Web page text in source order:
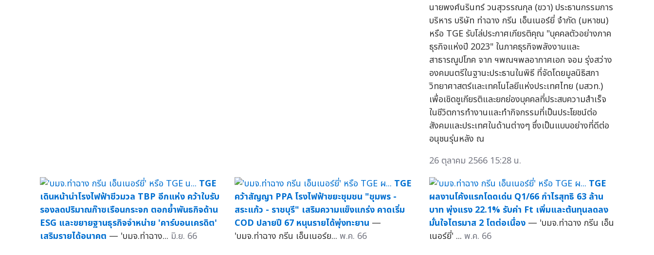
นายพงศ์นรินทร์ วนสุวรรณกุล (ขวา) ประธานกรรมการ
บริหาร บริษัท ท่าฉาง กรีน เอ็นเนอร์ยี่ จำกัด (มหาชน)
หรือ TGE รับโล่ประกาศเกียรติคุณ "บุคคลตัวอย่างภาค
ธุรกิจแห่งปี 2023" ในภาคธุรกิจพลังงานและ
สาธารณูปโภค จาก ฯพณฯพลอากาศเอก จอม รุ่งสว่าง
องคมนตรีในฐานะประธานในพิธี ที่จัดโดยมูลนิธิสภา
วิทยาศาสตร์และเทคโนโลยีแห่งประเทศไทย (มสวท.)
เพื่อเชิดชูเกียรติและยกย่องบุคคลที่ประสบความสำเร็จ
ในชีวิตการทำงานและทำกิจกรรมที่เป็นประโยชน์ต่อ
สังคมและประเทศในด้านต่างๆ ซึ่งเป็นแบบอย่างที่ดีต่อ
อนุชนรุ่นหลัง ณ
26 ตุลาคม 2566 15:28 น.
TGE
เดินหน้านำโรงไฟฟ้าชีวมวล TBP อีกแห่ง คว้าใบรับ
รองลดปริมาณก๊าซเรือนกระจก ตอกย้ำพันธกิจด้าน
ESG และขยายฐานธุรกิจจำหน่าย 'คาร์บอนเครดิต'
เสริมรายได้อนาคต — 'บมจ.ท่าฉาง... มิ.ย. 66
TGE
คว้าสัญญา PPA โรงไฟฟ้าขยะชุมชน "ชุมพร -
สระแก้ว - ราชบุรี" เสริมความแข็งแกร่ง คาดเริ่ม
COD ปลายปี 67 หนุนรายได้พุ่งทะยาน —
'บมจ.ท่าฉาง กรีน เอ็นเนอร์ย... พ.ค. 66
TGE
ผลงานโค้งแรกโดดเด่น Q1/66 กำไรสุทธิ 63 ล้าน
บาท พุ่งแรง 22.1% รับค่า Ft เพิ่มและต้นทุนลดลง
มั่นใจไตรมาส 2 โตต่อเนื่อง — 'บมจ.ท่าฉาง กรีน เอ็น
เนอร์ยี่' ... พ.ค. 66